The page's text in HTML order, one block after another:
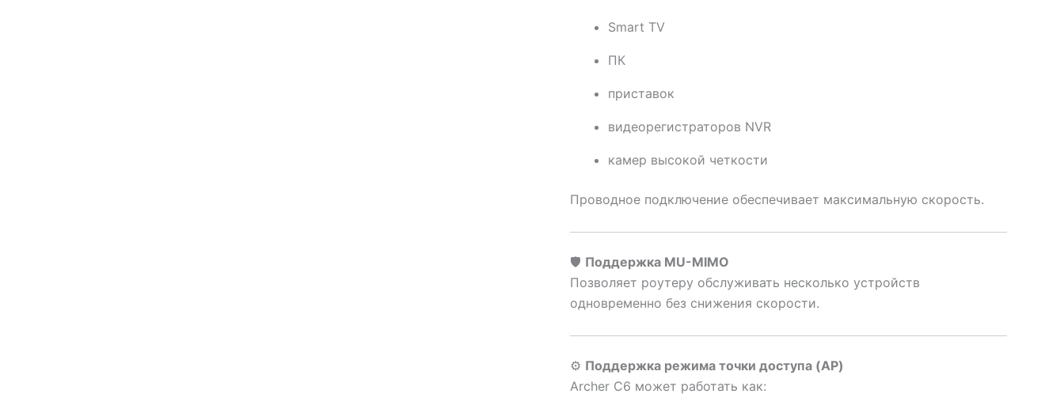
Smart TV
ПК
приставок
видеорегистраторов NVR
камер высокой четкости
Проводное подключение обеспечивает максимальную скорость.
🛡 Поддержка MU-MIMO
Позволяет роутеру обслуживать несколько устройств
одновременно без снижения скорости.
⚙ Поддержка режима точки доступа (AP)
Archer C6 может работать как: